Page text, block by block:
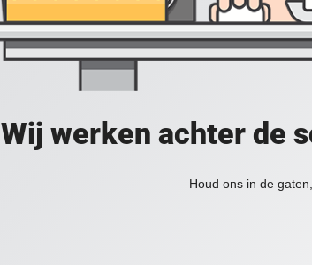
Wij werken achter de
Houd ons in de